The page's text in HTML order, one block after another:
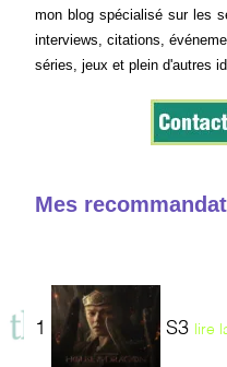
mon blog spécialisé sur les
interviews, citations,
séries, jeux et plein d'autres
Mes
1 S3 lire